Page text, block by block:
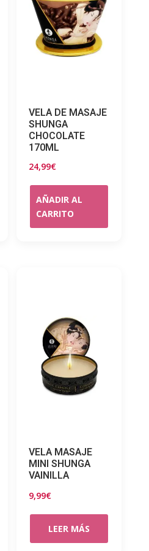
VELA DE MASAJE
SHUNGA
CHOCOLATE
170ML
24,99€
AÑADIR AL
CARRITO
VELA MASAJE
MINI SHUNGA
VAINILLA
9,99€
LEER MÁS